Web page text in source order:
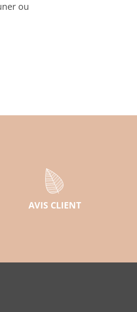
ou
AVIS CLIENT